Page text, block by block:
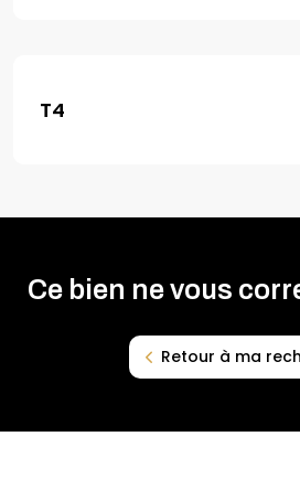
T4
Ce bien ne vous
Retour à ma